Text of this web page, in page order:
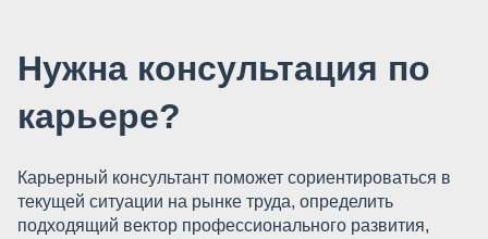
Нужна консультация по
карьере?
Карьерный консультант поможет сориентироваться в
текущей ситуации на рынке труда, определить
подходящий вектор профессионального развития,